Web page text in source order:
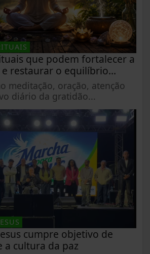
que podem fortalecer a
restaurar o equilíbrio...
meditação, oração, atenção
diário da gratidão...
cumpre objetivo de
a cultura da paz